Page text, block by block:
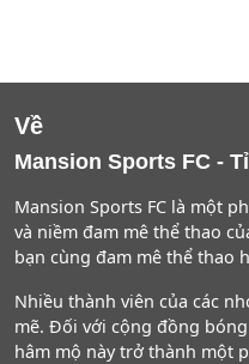
Về
Mansion Sports FC -
Mansion Sports FC là một
và niềm đam mê thể thao
bạn cùng đam mê thể thao
Nhiều thành viên của các
mẽ. Đối với cộng đồng
hâm mộ này trở thành một